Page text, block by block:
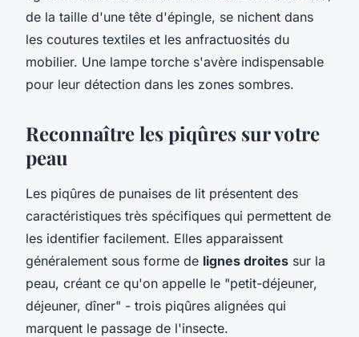
de la taille d'une tête d'épingle, se nichent dans
les coutures textiles et les anfractuosités du
mobilier. Une lampe torche s'avère indispensable
pour leur détection dans les zones sombres.
Reconnaître les piqûres sur votre
peau
Les piqûres de punaises de lit présentent des
caractéristiques très spécifiques qui permettent de
les identifier facilement. Elles apparaissent
généralement sous forme de lignes droites sur la
peau, créant ce qu'on appelle le "petit-déjeuner,
déjeuner, dîner" - trois piqûres alignées qui
marquent le passage de l'insecte.